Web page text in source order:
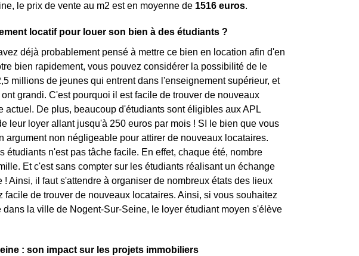
le prix de vente au m2 est en moyenne de 1516 euros.
locatif pour louer son bien à des étudiants ?
déjà probablement pensé à mettre ce bien en location afin d'en
bien rapidement, vous pouvez considérer la possibilité de le
millions de jeunes qui entrent dans l'enseignement supérieur, et
grandi. C'est pourquoi il est facile de trouver de nouveaux
actuel. De plus, beaucoup d'étudiants sont éligibles aux APL
leur loyer allant jusqu'à 250 euros par mois ! SI le bien que vous
non négligeable pour attirer de nouveaux locataires.
n'est pas tâche facile. En effet, chaque été, nombre
Et c'est sans compter sur les étudiants réalisant un échange
Ainsi, il faut s'attendre à organiser de nombreux états des lieux
de trouver de nouveaux locataires. Ainsi, si vous souhaitez
la ville de Nogent-Sur-Seine, le loyer étudiant moyen s'élève
: son impact sur les projets immobiliers